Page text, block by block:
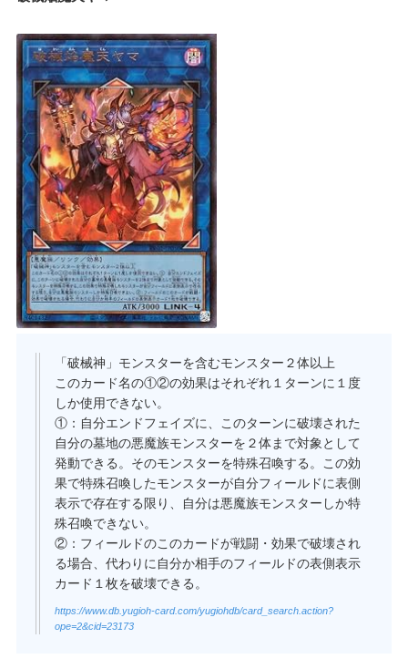
「破械神」モンスターを含むモンスター２体以上
このカード名の①②の効果はそれぞれ１ターンに１度
しか使用できない。
①：自分エンドフェイズに、このターンに破壊された
自分の墓地の悪魔族モンスターを２体まで対象として
発動できる。そのモンスターを特殊召喚する。この効
果で特殊召喚したモンスターが自分フィールドに表側
表示で存在する限り、自分は悪魔族モンスターしか特
殊召喚できない。
②：フィールドのこのカードが戦闘・効果で破壊され
る場合、代わりに自分か相手のフィールドの表側表示
カード１枚を破壊できる。
https://www.db.yugioh-card.com/yugiohdb/card_search.action?
ope=2&cid=23173